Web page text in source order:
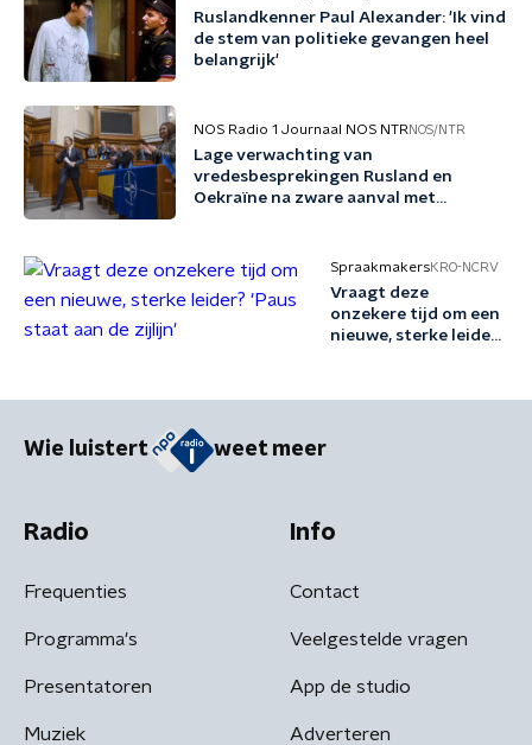
Ruslandkenner Paul Alexander: 'Ik vind
de stem van politieke gevangen heel
belangrijk'
NOS Radio 1 Journaal NOS NTR NOS/NTR
Lage verwachting van
vredesbesprekingen Rusland en
Oekraïne na zware aanval met
SpraakmakersKRO-NCRV
Vraagt deze
onzekere tijd om een
nieuwe, sterke leider?
Wie luistert weet meer
Radio
Frequenties
Programma's
Presentatoren
Muziek
Info
Contact
Veelgestelde vragen
App de studio
Adverteren